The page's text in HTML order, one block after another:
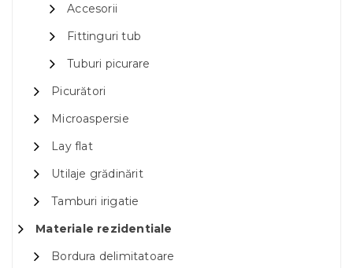
Accesorii
Fittinguri tub
Tuburi picurare
Picurători
Microaspersie
Lay flat
Utilaje grădinărit
Tamburi irigatie
Materiale rezidentiale
Bordura delimitatoare